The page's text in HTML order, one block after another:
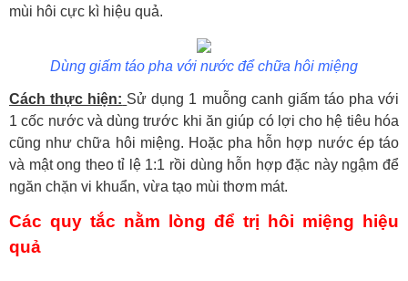
mùi hôi cực kì hiệu quả.
Dùng giấm táo pha với nước để chữa hôi miệng
Cách thực hiện: Sử dụng 1 muỗng canh giấm táo pha với
1 cốc nước và dùng trước khi ăn giúp có lợi cho hệ tiêu hóa
cũng như chữa hôi miệng. Hoặc pha hỗn hợp nước ép táo
và mật ong theo tỉ lệ 1:1 rồi dùng hỗn hợp đặc này ngậm để
ngăn chặn vi khuẩn, vừa tạo mùi thơm mát.
Các quy tắc nằm lòng để trị hôi miệng hiệu
quả